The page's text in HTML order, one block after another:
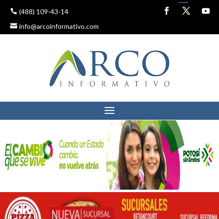
(488) 109-43-14
info@arcoinformativo.com